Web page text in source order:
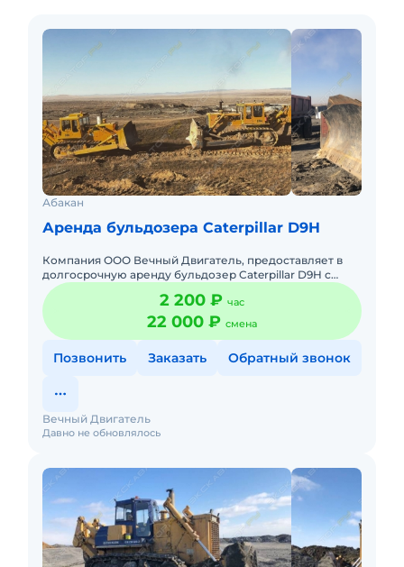
Абакан
Аренда бульдозера Caterpillar D9H
Компания ООО Вечный Двигатель, предоставляет в
долгосрочную аренду бульдозер Caterpillar D9H с
экипажем. В наличии 2 единицы. Бульдозер прошёл
капитальный ремон 2 200 ₽ час
22 000 ₽ смена
Позвонить Заказать Обратный звонок
Давно не обновлялось
Вечный Двигатель